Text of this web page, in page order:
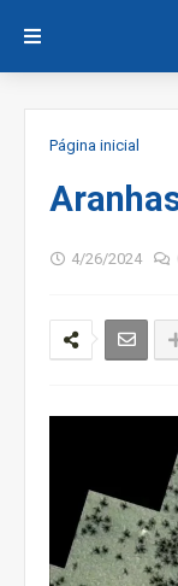
Página inicial
4/26/2024